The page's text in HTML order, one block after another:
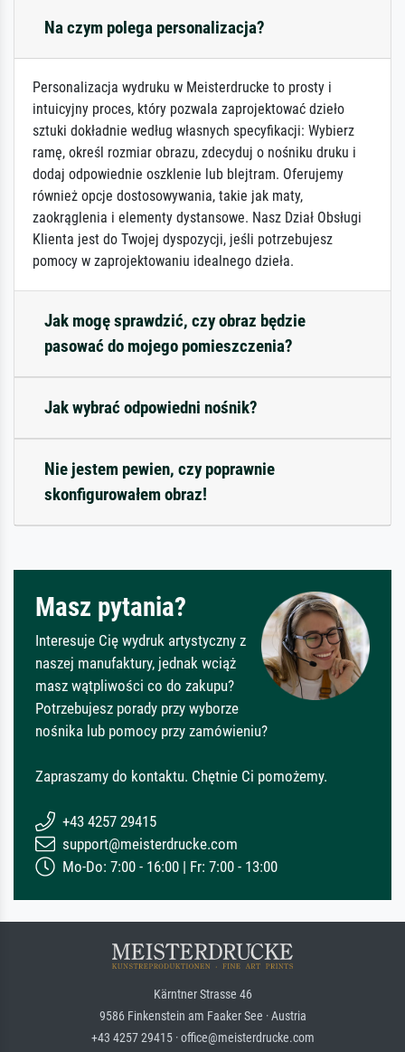
Na czym polega personalizacja?
Personalizacja wydruku w Meisterdrucke to prosty i
intuicyjny proces, który pozwala zaprojektować dzieło
sztuki dokładnie według własnych specyfikacji: Wybierz
ramę, określ rozmiar obrazu, zdecyduj o nośniku druku i
dodaj odpowiednie oszklenie lub blejtram. Oferujemy
również opcje dostosowywania, takie jak maty,
zaokrąglenia i elementy dystansowe. Nasz Dział Obsługi
Klienta jest do Twojej dyspozycji, jeśli potrzebujesz
pomocy w zaprojektowaniu idealnego dzieła.
Jak mogę sprawdzić, czy obraz będzie
pasować do mojego pomieszczenia?
Jak wybrać odpowiedni nośnik?
Nie jestem pewien, czy poprawnie
skonfigurowałem obraz!
Masz pytania?
Interesuje Cię wydruk artystyczny z
naszej manufaktury, jednak wciąż
masz wątpliwości co do zakupu?
Potrzebujesz porady przy wyborze
nośnika lub pomocy przy zamówieniu?
Zapraszamy do kontaktu. Chętnie Ci pomożemy.
+43 4257 29415
support@meisterdrucke.com
Mo-Do: 7:00 - 16:00 | Fr: 7:00 - 13:00
Kärntner Strasse 46
9586 Finkenstein am Faaker See · Austria
+43 4257 29415 · office@meisterdrucke.com